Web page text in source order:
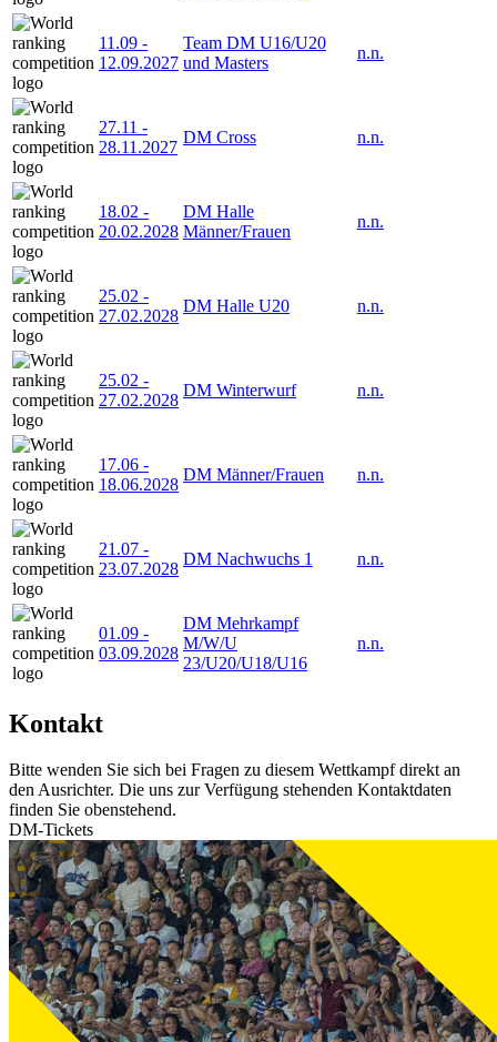
11.09 -
12.09.2027
Team DM U16/U20
und Masters
n.n.
27.11 -
28.11.2027
DM Cross n.n.
18.02 -
20.02.2028
DM Halle
Männer/Frauen
n.n.
25.02 -
27.02.2028
DM Halle U20 n.n.
25.02 -
27.02.2028
DM Winterwurf n.n.
17.06 -
18.06.2028
DM Männer/Frauen n.n.
21.07 -
23.07.2028
DM Nachwuchs 1 n.n.
01.09 -
03.09.2028
DM Mehrkampf
M/W/U
23/U20/U18/U16
n.n.
Kontakt
Bitte wenden Sie sich bei Fragen zu diesem Wettkampf direkt an
den Ausrichter. Die uns zur Verfügung stehenden Kontaktdaten
finden Sie obenstehend.
DM-Tickets